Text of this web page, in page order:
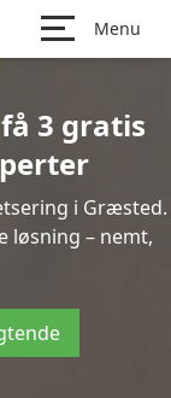
Menu
3 gratis
i Græsted.
løsning – nemt,